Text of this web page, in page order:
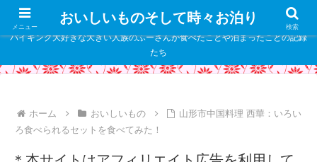
" />
バイキング大好きな大きい人族のふーさんが食べたことや泊まったことの記録
たち
ホーム おいしいもの
山形市中国料理 西華：いろい
ろ食べられるセットを食べてみた！
メニュー
おいしいものそして時々お泊り
検索